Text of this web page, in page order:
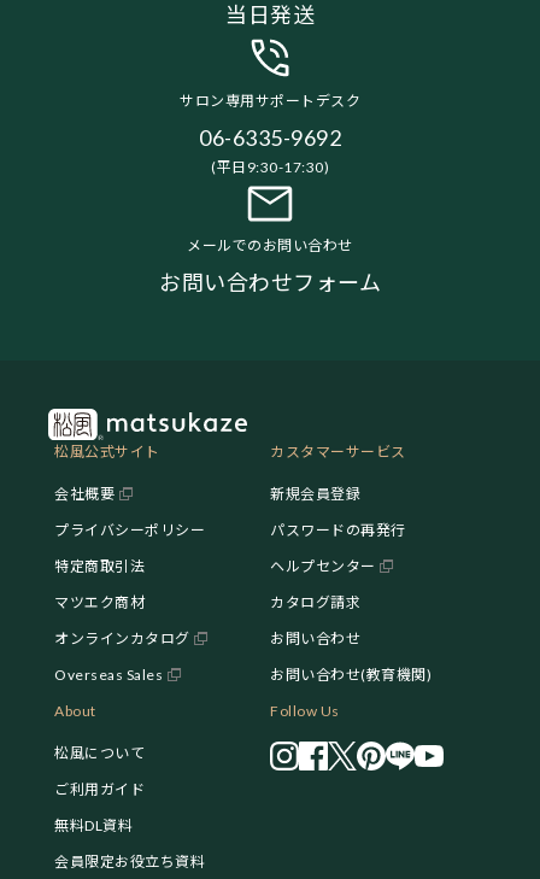
当日発送
サロン専用サポートデスク
06-6335-9692
(平日9:30-17:30)
メールでのお問い合わせ
お問い合わせフォーム
松風公式サイト
会社概要
プライバシーポリシー
特定商取引法
マツエク商材
オンラインカタログ
Overseas Sales
カスタマーサービス
新規会員登録
パスワードの再発行
ヘルプセンター
カタログ請求
お問い合わせ
お問い合わせ(教育機関)
About
松風について
ご利用ガイド
無料DL資料
会員限定お役立ち資料
Follow Us